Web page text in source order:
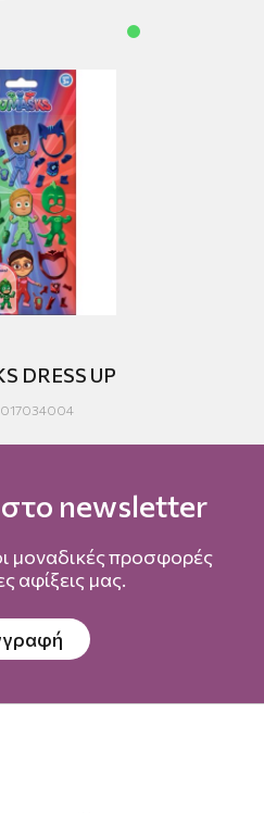
DRESS UP
017034004
στο newsletter
μοναδικές προσφορές
αφίξεις μας.